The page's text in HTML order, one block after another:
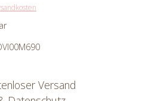
Versand